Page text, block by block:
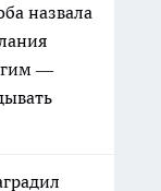
назвала
—